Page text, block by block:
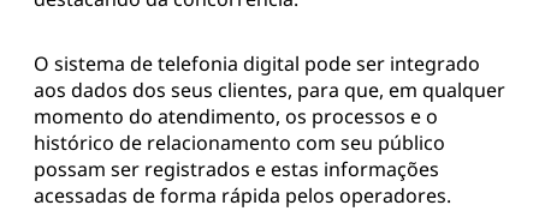
O sistema de telefonia digital pode ser integrado
aos dados dos seus clientes, para que, em qualquer
momento do atendimento, os processos e o
histórico de relacionamento com seu público
possam ser registrados e estas informações
acessadas de forma rápida pelos operadores.